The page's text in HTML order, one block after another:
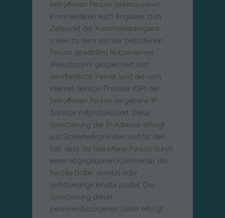
betroffenen Person hinterlassenen
Kommentaren auch Angaben zum
Zeitpunkt der Kommentareingabe
sowie zu dem von der betroffenen
Person gewählten Nutzernamen
(Pseudonym) gespeichert und
veröffentlicht. Ferner wird die vom
Internet-Service-Provider (ISP) der
betroffenen Person vergebene IP-
Adresse mitprotokolliert. Diese
Speicherung der IP-Adresse erfolgt
aus Sicherheitsgründen und für den
Fall, dass die betroffene Person durch
einen abgegebenen Kommentar die
Rechte Dritter verletzt oder
rechtswidrige Inhalte postet. Die
Speicherung dieser
personenbezogenen Daten erfolgt